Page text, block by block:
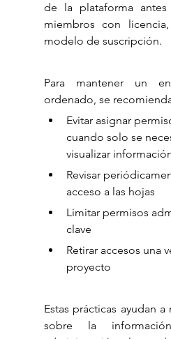
de la plataforma
miembros con
modelo de suscripción.
Para mantener un
ordenado, se
Evitar asignar
cuando solo se
visualizar
Revisar
acceso a las hojas
Limitar permisos
clave
Retirar accesos una
proyecto
Estas prácticas ayudan
sobre la